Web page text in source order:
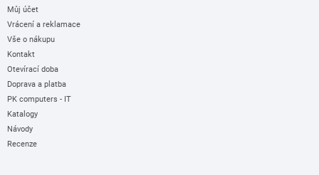
Můj účet
Vrácení a reklamace
Vše o nákupu
Kontakt
Otevírací doba
Doprava a platba
PK computers - IT
Katalogy
Návody
Recenze